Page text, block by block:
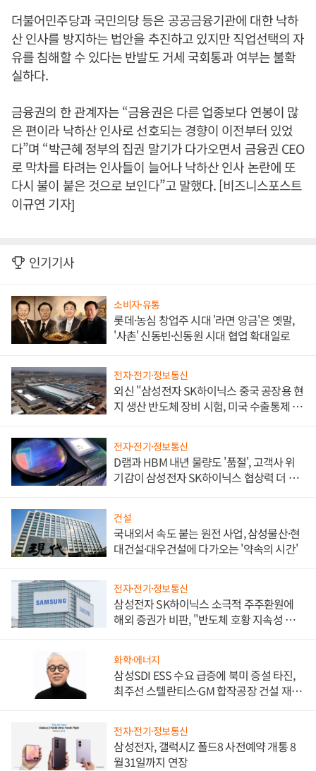
더불어민주당과 국민의당 등은 공공금융기관에 대한 낙하
산 인사를 방지하는 법안을 추진하고 있지만 직업선택의 자
유를 침해할 수 있다는 반발도 거세 국회통과 여부는 불확
실하다.
금융권의 한 관계자는 “금융권은 다른 업종보다 연봉이 많
은 편이라 낙하산 인사로 선호되는 경향이 이전부터 있었
다”며 “박근혜 정부의 집권 말기가 다가오면서 금융권 CEO
로 막차를 타려는 인사들이 늘어나 낙하산 인사 논란에 또
다시 불이 붙은 것으로 보인다”고 말했다. [비즈니스포스트
이규연 기자]
인기기사
소비자·유통
롯데·농심 창업주 시대 '라면 앙금'은 옛말,
'사촌' 신동빈·신동원 시대 협업 확대일로
전자·전기·정보통신
외신 "삼성전자 SK하이닉스 중국 공장용 현
지 생산 반도체 장비 시험, 미국 수출통제 대
전자·전기·정보통신
D램과 HBM 내년 물량도 '품절', 고객사 위
기감이 삼성전자 SK하이닉스 협상력 더 키
건설
국내외서 속도 붙는 원전 사업, 삼성물산·현
대건설·대우건설에 다가오는 '약속의 시간'
전자·전기·정보통신
삼성전자 SK하이닉스 소극적 주주환원에
해외 증권가 비판, "반도체 호황 지속성 의
화학·에너지
삼성SDI ESS 수요 급증에 북미 증설 타진,
최주선 스텔란티스·GM 합작공장 건설 재추
전자·전기·정보통신
삼성전자, 갤럭시Z 폴드8 사전예약 개통 8
월31일까지 연장